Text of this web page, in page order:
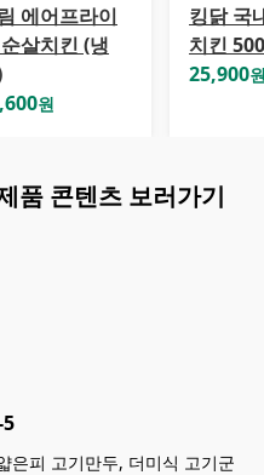
에어프라이
살치킨 (냉
원
킹닭 국
치킨
25,900
품 콘텐츠 보러가기
은피 고기만두, 더미식 고기군